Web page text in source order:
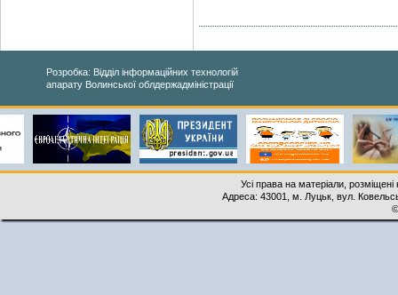
Розробка: Відділ інформаційних технологій
апарату Волинської облдержадміністрації
Усі права на матеріали,
Адреса: 43001, м. Луцьк, вул.